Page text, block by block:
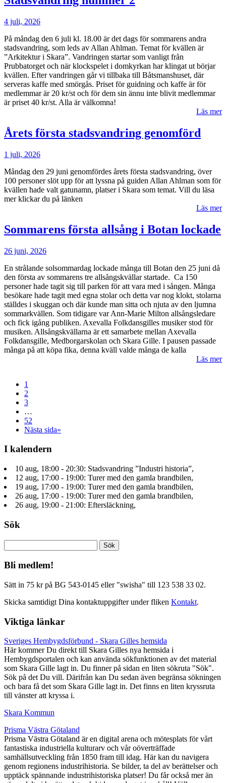
4 juli, 2026
På måndag den 6 juli kl. 18.00 är det dags för sommarens andra
stadsvandring, som leds av Allan Ahlman. Temat för kvällen är
”Arkitektur i Skara”. Vandringen startar som vanligt från
Prubbatorget och när klockspelet i domkyrkan har klingat ut börjar
kvällen. Efter vandringen går vi tillbaka till Båtsmanshuset, där
serveras kaffe med smörgås. Priset för guidning och kaffe är för
medlemmar är 20 kr/st och för dem sin ännu inte blivit medlemmar
är priset 40 kr/st. Alla är välkomna!
Läs mer
Årets första stadsvandring genomförd
1 juli, 2026
Måndag den 29 juni genomfördes årets första stadsvandring, över
100 personer slöt upp för att lyssna på guiden Allan Ahlman som för
kvällen hade valt gatunamn, platser i Skara som temat. Vill du läsa
mer klickar du på länken
Läs mer
Sommarens första allsång i Botan lockade
26 juni, 2026
En strålande solsommardag lockade många till Botan den 25 juni då
den första av sommarens tre allsångskvällar startade. Ca 150
personer hade tagit sig till parken för att vara med i sången. Många
besökare hade tagit med egna stolar och detta var nog klokt, stolarna
ställdes i skuggan och där kunde man sitta och njuta av den ljumna
sommarkvällen. Som tidigare var Ann-Marie Milton allsångsledare
och fick igång publiken. Axevalla Folkdansgilles musiker stod för
musiken. Allsångskvällarna är ett samarbete mellan Axevalla
Folkdansgille, Medborgarskolan och Skara Gille. I pausen passade
många på att köpa fika, denna kväll valde många de kalla
Läs mer
1
2
3
…
52
Nästa sida»
I kalendern
10 aug, 18:00 - 20:30: Stadsvandring ”Industri historia”,
12 aug, 17:00 - 19:00: Turer med den gamla brandbilen,
19 aug, 17:00 - 19:00: Turer med den gamla brandbilen,
26 aug, 17:00 - 19:00: Turer med den gamla brandbilen,
26 aug, 19:00 - 21:00: Eftersläckning,
Sök
efter:
Bli medlem!
Sätt in 75 kr på BG 543-0145 eller "swisha" till 123 538 33 02.
Skicka samtidigt Dina kontaktuppgifter under fliken Kontakt.
Viktiga länkar
Sveriges Hembygdsförbund - Skara Gilles hemsida
Här kommer Du direkt till Skara Gilles nya hemsida i
Hembygdsportalen och kan använda sökfunktionen av det material
som Skara Gille lagt in. Du finner på sidan en liten sökruta "Sök".
Sök på det Du vill. Därifrån kan Du sedan även begränsa sökningen
och bara få det som Skara Gille lagt in. Det finns en liten kryssruta
till vänster att kryssa i.
Skara Kommun
Prisma Västra Götaland
Prisma Västra Götaland är en digital arena och mötesplats för vårt
fantastiska industriella kulturarv och vår oöverträffade
samhällsutveckling från 1850 fram till idag. Här kan du navigera
genom regionens industrihistoria. Se bilder, ta del av berättelser och
upptäck spännande industrihistoriska platser! Du får också mer än